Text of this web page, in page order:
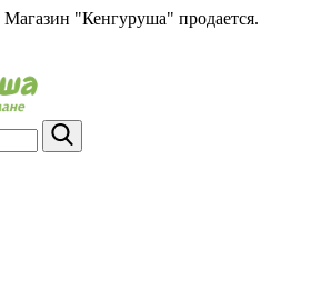
Магазин "Кенгуруша" продается.